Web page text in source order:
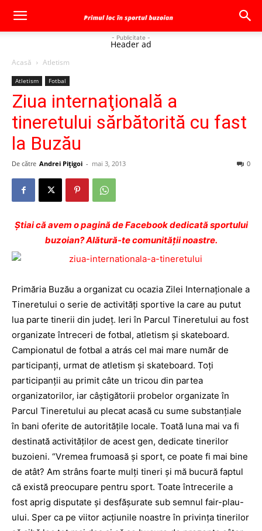
- Publicitate -
Header ad
Acasă Atletism
Atletism Fotbal
Ziua internaţională a
tineretului sărbătorită cu fast
la Buzău
De către Andrei Pițigoi - mai 3, 2013 0
Ştiai că avem o pagină de Facebook dedicată sportului
buzoian? Alătură-te comunității noastre.
Primăria Buzău a organizat cu ocazia Zilei Internaţionale a
Tineretului o serie de activităţi sportive la care au putut
lua parte tinerii din judeţ. Ieri în Parcul Tineretului au fost
organizate întreceri de fotbal, atletism şi skateboard.
Campionatul de fotbal a atrás cel mai mare număr de
participanţi, urmat de atletism şi skateboard. Toţi
participanţii au primit câte un tricou din partea
organizatorilor, iar câştigătorii probelor organizate în
Parcul Tineretului au plecat acasă cu sume substanţiale
în bani oferite de autorităţile locale. Toată luna mai va fi
destinată activităţilor de acest gen, dedicate tinerilor
buzoieni. “Vremea frumoasă şi sport, ce poate fi mai bine
de atât? Am strâns foarte mulţi tineri şi mă bucură faptul
că există preocupare pentru sport. Toate întrecerile a
fost aprig disputate şi desfăşurate sub semnul fair-plau-
ului. Sper ca pe viitor acţiunile noastre în privinţa tinerilor